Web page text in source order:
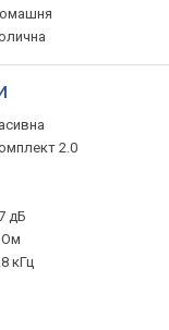
2.0
дБ
Ом
кГц